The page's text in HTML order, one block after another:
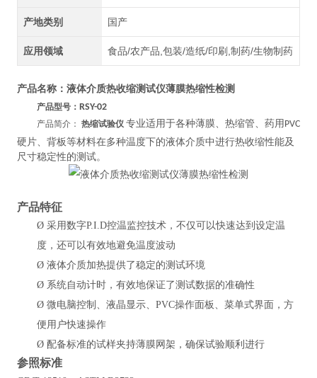
产地类别 国产
应用领域 食品/农产品,包装/造纸/印刷,制药/生物制药
产品名称： 液体介质热收缩测试仪薄膜热缩性检测
产品型号： RSY-02
产品简介： 热缩试验仪 专业适用于各种薄膜、热缩管、药用 PVC
硬片、背板等材料在多种温度下的液体介质中进行热收缩性能及
尺寸稳定性的测试。
产品特征
Ø 采用数字P.I.D控温监控技术，不仅可以快速达到设定温
度，还可以有效地避免温度波动
Ø 液体介质加热提供了稳定的测试环境
Ø 系统自动计时，有效地保证了测试数据的准确性
Ø 微电脑控制、液晶显示、PVC操作面板、菜单式界面，方
便用户快速操作
Ø 配备标准的试样夹持薄膜网架，确保试验顺利进行
参照标准